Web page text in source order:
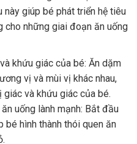
giúp bé phát triển hệ tiêu
cho những giai đoạn ăn uống
khứu giác của bé: Ăn dặm
vị và mùi vị khác nhau,
và khứu giác của bé.
uống lành mạnh: Bắt đầu
bé hình thành thói quen ăn